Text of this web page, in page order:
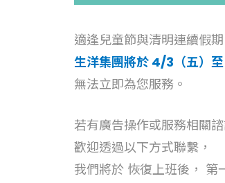
適逢兒童節與清明連續假期
生洋集團將於 4/3（五）
無法立即為您服務。
若有廣告操作或服務相關諮
歡迎透過以下方式聯繫，
我們將於 恢復上班後， 第